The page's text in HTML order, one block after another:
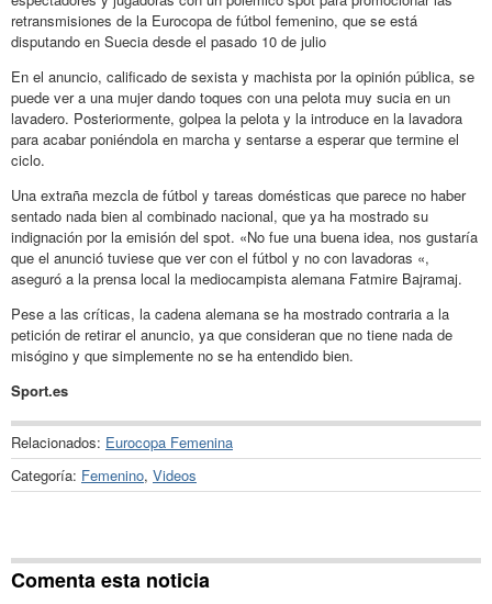
retransmisiones de la Eurocopa de fútbol femenino, que se está
disputando en Suecia desde el pasado 10 de julio
En el anuncio, calificado de sexista y machista por la opinión pública, se
puede ver a una mujer dando toques con una pelota muy sucia en un
lavadero. Posteriormente, golpea la pelota y la introduce en la lavadora
para acabar poniéndola en marcha y sentarse a esperar que termine el
ciclo.
Una extraña mezcla de fútbol y tareas domésticas que parece no haber
sentado nada bien al combinado nacional, que ya ha mostrado su
indignación por la emisión del spot. «No fue una buena idea, nos gustaría
que el anunció tuviese que ver con el fútbol y no con lavadoras «,
aseguró a la prensa local la mediocampista alemana Fatmire Bajramaj.
Pese a las críticas, la cadena alemana se ha mostrado contraria a la
petición de retirar el anuncio, ya que consideran que no tiene nada de
misógino y que simplemente no se ha entendido bien.
Sport.es
Relacionados: Eurocopa Femenina
Categoría: Femenino, Videos
Comenta esta noticia